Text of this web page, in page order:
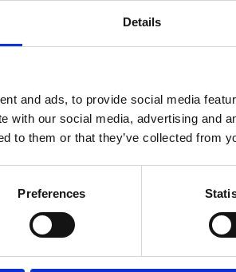
Details
and ads, to provide social media
with our social media, advertising and
to them or that they’ve collected from
Preferences